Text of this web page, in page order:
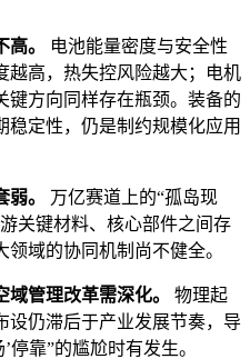
。
电池能量密度与安全性
高，热失控风险越大；电机
键方向同样存在瓶颈。装备的
稳定性，仍是制约规模化应用
。
万亿赛道上的“孤岛现
关键材料、核心部件之间存
域的协同机制尚不健全。
管理改革需深化。
物理起
设仍滞后于产业发展节奏，导
停靠”的尴尬时有发生。